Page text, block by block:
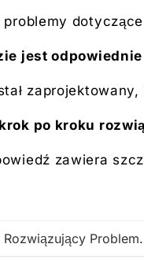
problemy
jest
po kroku
zawiera
Darmowy